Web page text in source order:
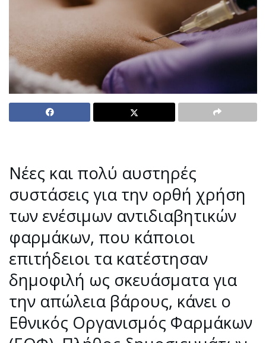
Νέες και πολύ αυστηρές
συστάσεις για την ορθή χρήση
των ενέσιμων αντιδιαβητικών
φαρμάκων, που κάποιοι
επιτήδειοι τα κατέστησαν
δημοφιλή ως σκευάσματα για
την απώλεια βάρους, κάνει ο
Εθνικός Οργανισμός Φαρμάκων